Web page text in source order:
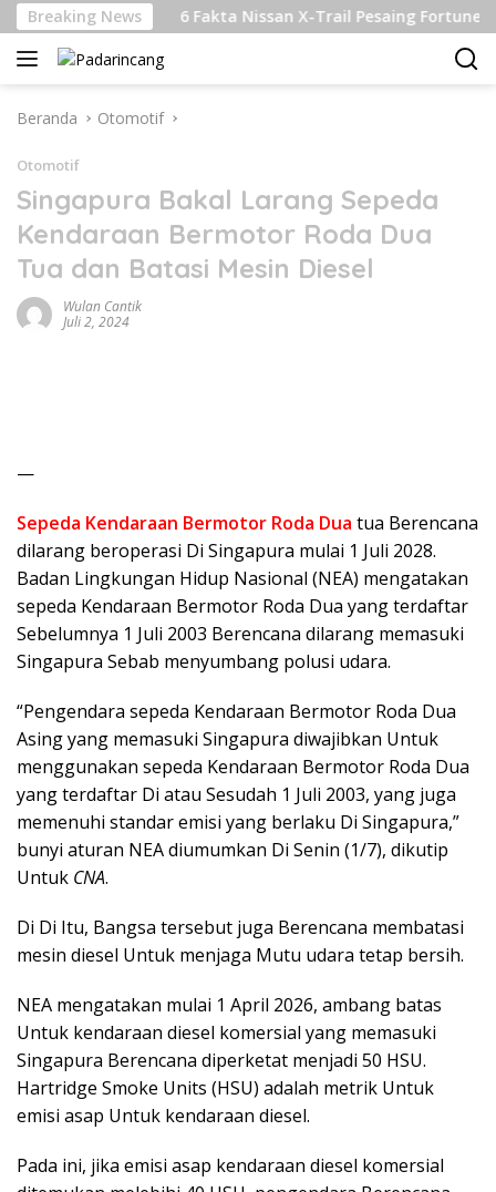
Langsung
ke
konten
Breaking News6 Fakta Nissan X-Trail Pesaing Fortuner dan
Beranda Otomotif
Otomotif
Singapura Bakal Larang Sepeda
Kendaraan Bermotor Roda Dua
Tua dan Batasi Mesin Diesel
Wulan Cantik
Juli 2, 2024
—
Sepeda Kendaraan Bermotor Roda Dua tua Berencana
dilarang beroperasi Di Singapura mulai 1 Juli 2028.
Badan Lingkungan Hidup Nasional (NEA) mengatakan
sepeda Kendaraan Bermotor Roda Dua yang terdaftar
Sebelumnya 1 Juli 2003 Berencana dilarang memasuki
Singapura Sebab menyumbang polusi udara.
“Pengendara sepeda Kendaraan Bermotor Roda Dua
Asing yang memasuki Singapura diwajibkan Untuk
menggunakan sepeda Kendaraan Bermotor Roda Dua
yang terdaftar Di atau Sesudah 1 Juli 2003, yang juga
memenuhi standar emisi yang berlaku Di Singapura,”
bunyi aturan NEA diumumkan Di Senin (1/7), dikutip
Untuk CNA.
Di Di Itu, Bangsa tersebut juga Berencana membatasi
mesin diesel Untuk menjaga Mutu udara tetap bersih.
NEA mengatakan mulai 1 April 2026, ambang batas
Untuk kendaraan diesel komersial yang memasuki
Singapura Berencana diperketat menjadi 50 HSU.
Hartridge Smoke Units (HSU) adalah metrik Untuk
emisi asap Untuk kendaraan diesel.
Pada ini, jika emisi asap kendaraan diesel komersial